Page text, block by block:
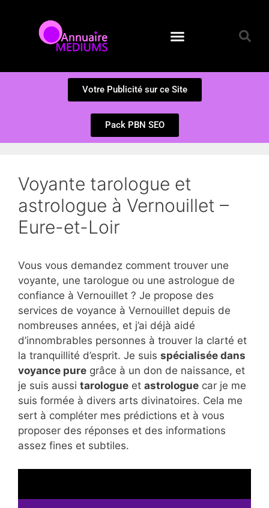
Votre Publicité sur ce Site
Pack PBN SEO
Voyante tarologue et
astrologue à Vernouillet –
Eure-et-Loir
Vous vous demandez comment trouver une
voyante, une tarologue ou une astrologue de
confiance à Vernouillet ? Je propose des
services de voyance à Vernouillet depuis de
nombreuses années, et j’ai déjà aidé
d’innombrables personnes à trouver la clarté et
la tranquillité d’esprit. Je suis spécialisée dans
voyance pure grâce à un don de naissance, et
je suis aussi tarologue et astrologue car je me
suis formée à divers arts divinatoires. Cela me
sert à compléter mes prédictions et à vous
proposer des réponses et des informations
assez fines et subtiles.